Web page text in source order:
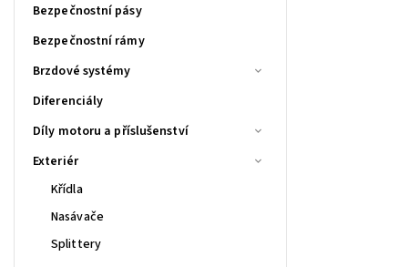
Bezpečnostní pásy
Bezpečnostní rámy
Brzdové systémy
Diferenciály
Díly motoru a příslušenství
Exteriér
Křídla
Nasávače
Splittery